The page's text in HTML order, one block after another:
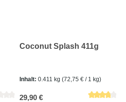
Coconut Splash 411g
Inhalt: 0.411 kg (72,75 € / 1 kg)
29,90 €